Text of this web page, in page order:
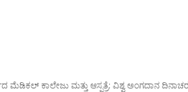
ಮೆಡಿಕಲ್ ಕಾಲೇಜು ಮತ್ತು ಆಸ್ಪತ್ರೆ: ವಿಶ್ವ ಅಂಗದಾನ